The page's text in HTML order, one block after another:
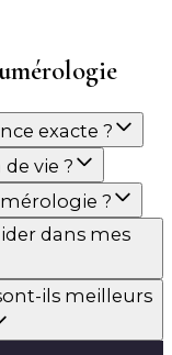
exacte ?
vie ?
?
dans mes
ils meilleurs